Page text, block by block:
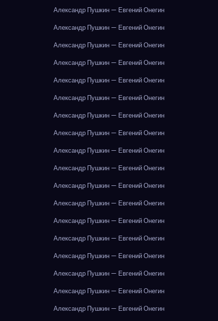
Александр Пушкин — Евгений Онегин
Александр Пушкин — Евгений Онегин
Александр Пушкин — Евгений Онегин
Александр Пушкин — Евгений Онегин
Александр Пушкин — Евгений Онегин
Александр Пушкин — Евгений Онегин
Александр Пушкин — Евгений Онегин
Александр Пушкин — Евгений Онегин
Александр Пушкин — Евгений Онегин
Александр Пушкин — Евгений Онегин
Александр Пушкин — Евгений Онегин
Александр Пушкин — Евгений Онегин
Александр Пушкин — Евгений Онегин
Александр Пушкин — Евгений Онегин
Александр Пушкин — Евгений Онегин
Александр Пушкин — Евгений Онегин
Александр Пушкин — Евгений Онегин
Александр Пушкин — Евгений Онегин